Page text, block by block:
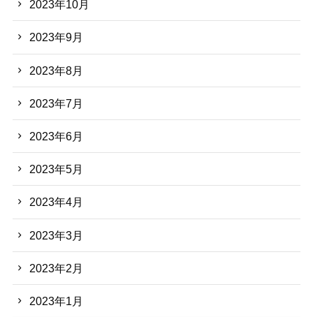
2023年10月
2023年9月
2023年8月
2023年7月
2023年6月
2023年5月
2023年4月
2023年3月
2023年2月
2023年1月